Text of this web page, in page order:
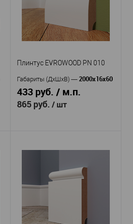
Плинтус EVROWOOD PN 010
Габариты (ДхШхВ) — 2000x16x60
433 руб. / м.п.
865 руб. / шт
Evrowood
—Плинтус
EVROWOOD PN 010
Страна—
Высота, мм